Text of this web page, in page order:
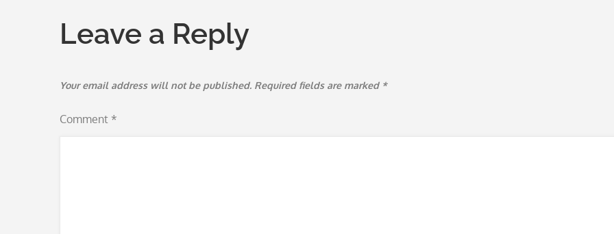
Leave a Reply
Your email address will not be published. Required fields are marked *
Comment *